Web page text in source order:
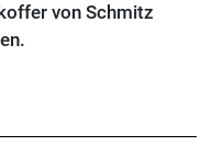
von Schmitz